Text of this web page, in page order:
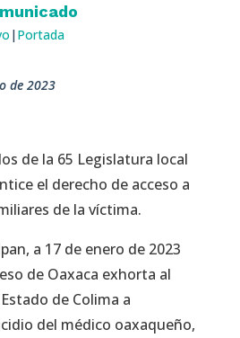
| Portada
de 2023
de la 65 Legislatura local
el derecho de acceso a
de la víctima.
a 17 de enero de 2023
de Oaxaca exhorta al
de Colima a
del médico oaxaqueño,